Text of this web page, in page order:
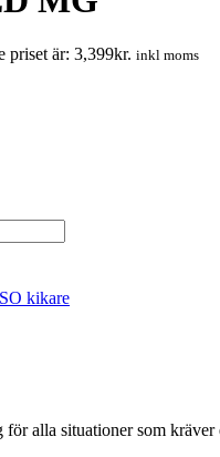
priset är: 3,399kr. inkl moms
kikare
alla situationer som